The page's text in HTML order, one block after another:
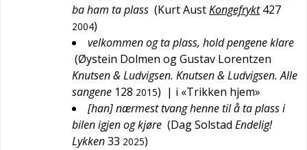
ba ham ta plass (Kurt AustKongefrykt 427
2004)
velkommen og ta plass, hold pengene klare
(Øystein Dolmen og Gustav Lorentzen
Knutsen & Ludvigsen. Knutsen & Ludvigsen. Alle
sangene 128 2015) | i «Trikken hjem»
[han] nærmest tvang henne til å ta plass i
bilen igjen og kjøre (Dag Solstad Endelig!
Lykken33 2025)